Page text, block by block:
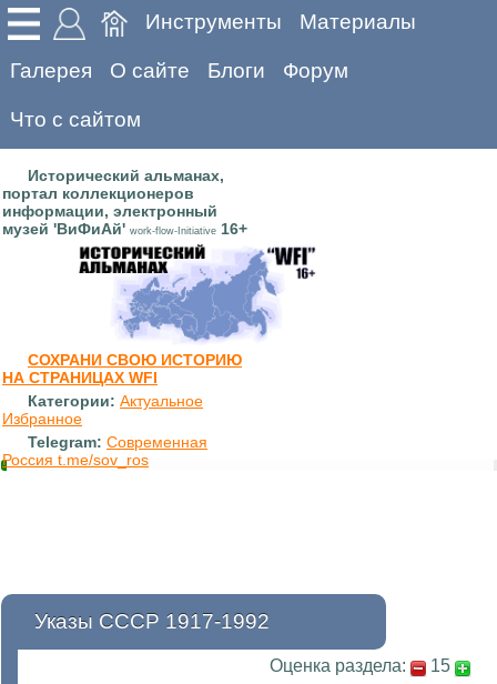
Инструменты Материалы
Галерея О сайте Блоги Форум
Что с сайтом
Исторический альманах,
портал коллекционеров
информации, электронный
музей 'ВиФиАй' work-flow-Initiative 16+
СОХРАНИ СВОЮ ИСТОРИЮ
НА СТРАНИЦАХ WFI
Категории: Актуальное
Избранное
Telegram: Современная
Россия t.me/sov_ros
Указы СССР 1917-1992
Оценка раздела:
15